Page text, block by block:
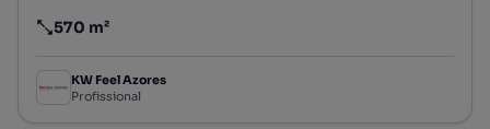
Preço por metro quadrado
570 m²
KW Feel Azores
Profissional